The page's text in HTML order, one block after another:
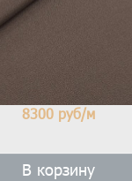
8300 руб/м
В корзину